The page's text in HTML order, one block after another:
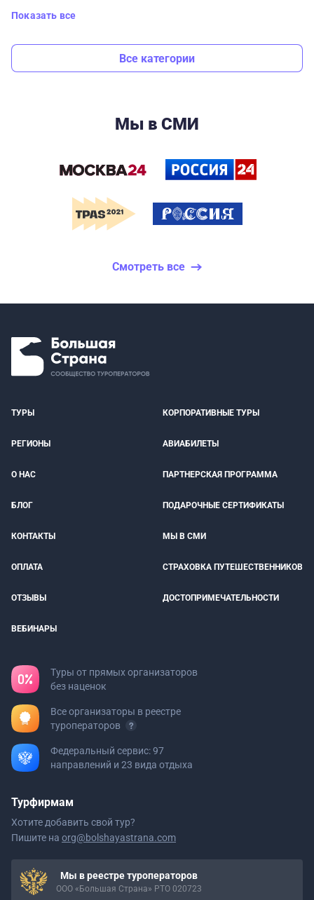
Показать все
Все категории
Мы в СМИ
Смотреть все
ТУРЫ КОРПОРАТИВНЫЕ ТУРЫ
РЕГИОНЫ АВИАБИЛЕТЫ
О НАС ПАРТНЕРСКАЯ ПРОГРАММА
БЛОГ ПОДАРОЧНЫЕ СЕРТИФИКАТЫ
КОНТАКТЫ МЫ В СМИ
ОПЛАТА СТРАХОВКА ПУТЕШЕСТВЕННИКОВ
ОТЗЫВЫ ДОСТОПРИМЕЧАТЕЛЬНОСТИ
ВЕБИНАРЫ
Туры от прямых организаторов
без наценок
Все организаторы в реестре
туроператоров
Федеральный сервис: 97
направлений и 23 вида отдыха
Турфирмам
Хотите добавить свой тур?
Пишите на org@bolshayastrana.com
Мы в реестре туроператоров
ООО «Большая Страна» РТО 020723